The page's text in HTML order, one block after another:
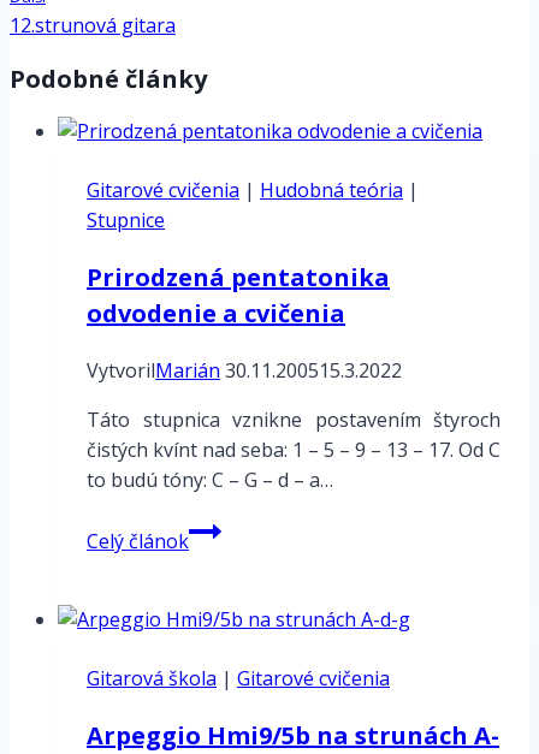
12.strunová gitara
Podobné články
Gitarové cvičenia | Hudobná teória |
Stupnice
Prirodzená pentatonika
odvodenie a cvičenia
VytvorilMarián 30.11.200515.3.2022
Táto stupnica vznikne postavením štyroch
čistých kvínt nad seba: 1 – 5 – 9 – 13 – 17. Od C
to budú tóny: C – G – d – a…
Celý článokPrirodzená
pentatonika
a
Gitarová škola | Gitarové cvičenia
Arpeggio Hmi9/5b na strunách A-